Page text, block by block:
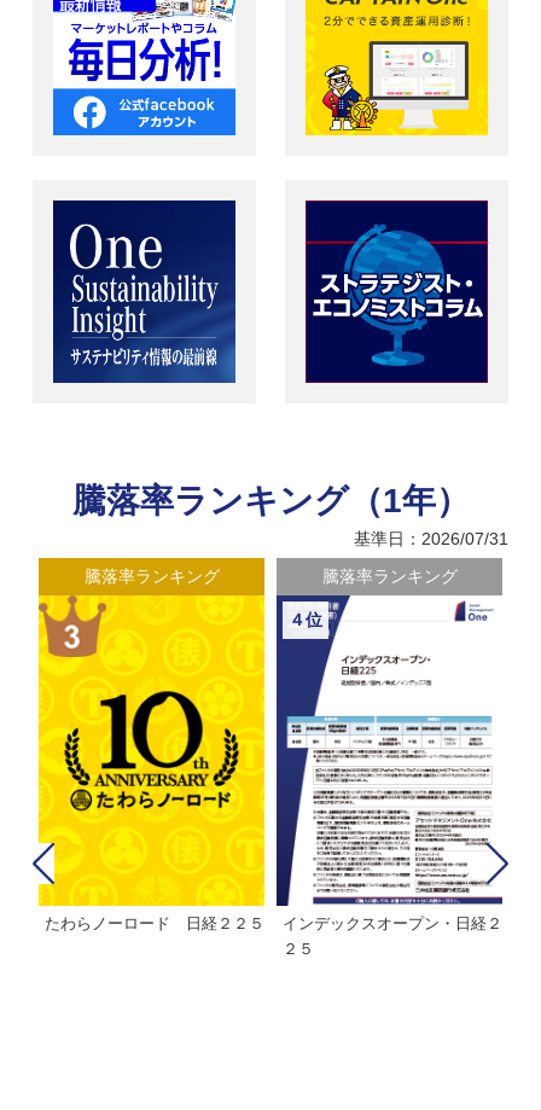
騰落率ランキング（1年）
基準日：2026/07/31
騰落率ランキング
たわらノーロード 日経２２５
騰落率ランキング
４位
インデックスオープン・日経２
２５